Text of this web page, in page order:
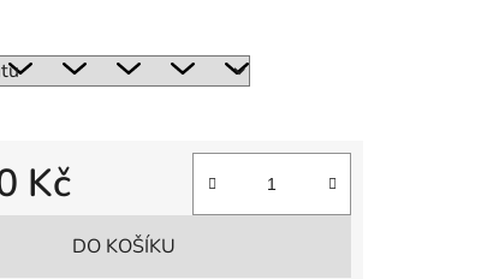
Kč
DO KOŠÍKU